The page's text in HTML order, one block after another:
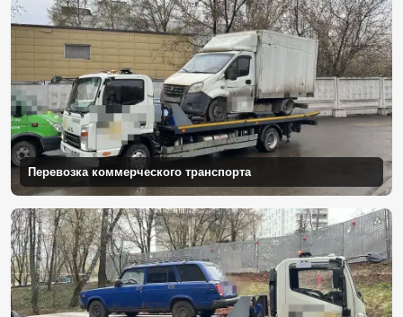
Перевозка коммерческого транспорта